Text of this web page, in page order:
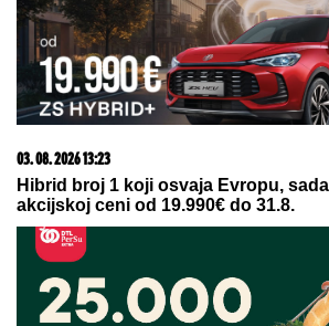
Ovna očekuje sudbinski susret,
serija" u ljubavi, Strelca uvećanje
Slovenački vojnici
mrežama: Marširali i
komentari ih
Novi udarac za
nakon drame sa
Nikolić: Oglasila se